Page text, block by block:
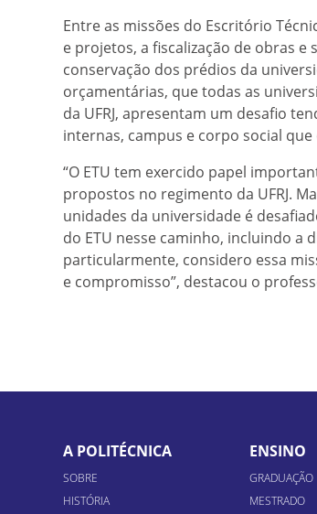
Entre as missões do Escritório
e projetos, a fiscalização de obras
conservação dos prédios da
orçamentárias, que todas as
da UFRJ, apresentam um desafio
internas, campus e corpo social que
“O ETU tem exercido papel
propostos no regimento da UFRJ.
unidades da universidade é
do ETU nesse caminho, incluindo a
particularmente, considero essa
e compromisso”, destacou o
A POLITÉCNICA
SOBRE
HISTÓRIA
ENSINO
GRADUAÇÃO
MESTRADO